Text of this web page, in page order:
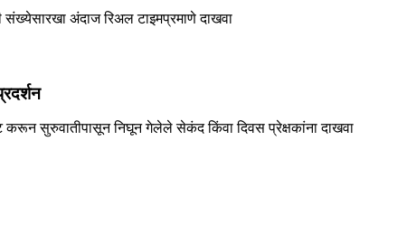
अंदाज रिअल टाइमप्रमाणे दाखवा
करून सुरुवातीपासून निघून गेलेले सेकंद किंवा दिवस प्रेक्षकांना दाखवा